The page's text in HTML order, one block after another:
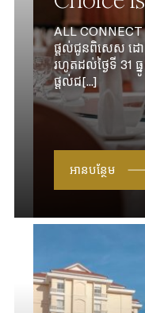
ALL CONNECT
ផ្តល់ជូនពិសេស ដោយ
រហូតដល់ថ្ងៃទី 31
ផ្តល់ជ[...]
អានបន្ថែម